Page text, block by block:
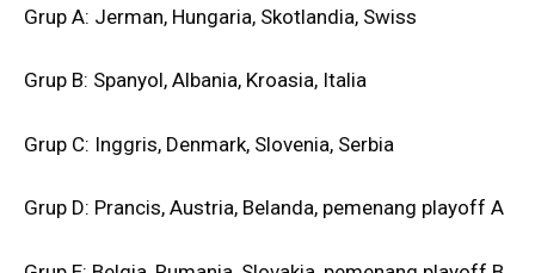
Grup A: Jerman, Hungaria, Skotlandia, Swiss
Grup B: Spanyol, Albania, Kroasia, Italia
Grup C: Inggris, Denmark, Slovenia, Serbia
Grup D: Prancis, Austria, Belanda, pemenang playoff A